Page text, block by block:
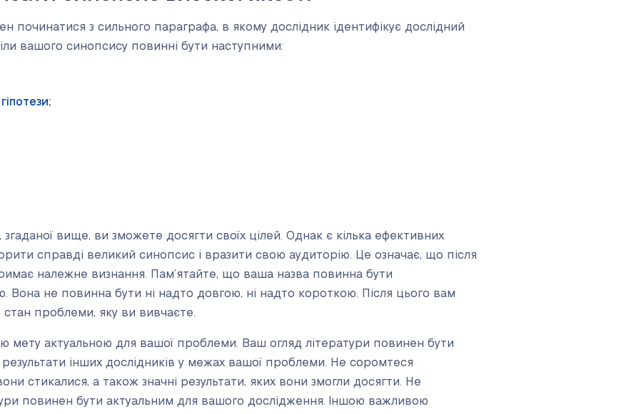
з сильного параграфа, в якому дослідник ідентифікує дослідний
вашого синопсису повинні бути наступними:
вище, ви зможете досягти своїх цілей. Однак є кілька ефективних
справді великий синопсис і вразити свою аудиторію. Це означає, що після
належне визнання. Пам’ятайте, що ваша назва повинна бути
Вона не повинна бути ні надто довгою, ні надто короткою. Після цього вам
проблеми, яку ви вивчаєте.
мету актуальною для вашої проблеми. Ваш огляд літератури повинен бути
інших дослідників у межах вашої проблеми. Не соромтеся
стикалися, а також значні результати, яких вони змогли досягти. Не
повинен бути актуальним для вашого дослідження. Іншою важливою